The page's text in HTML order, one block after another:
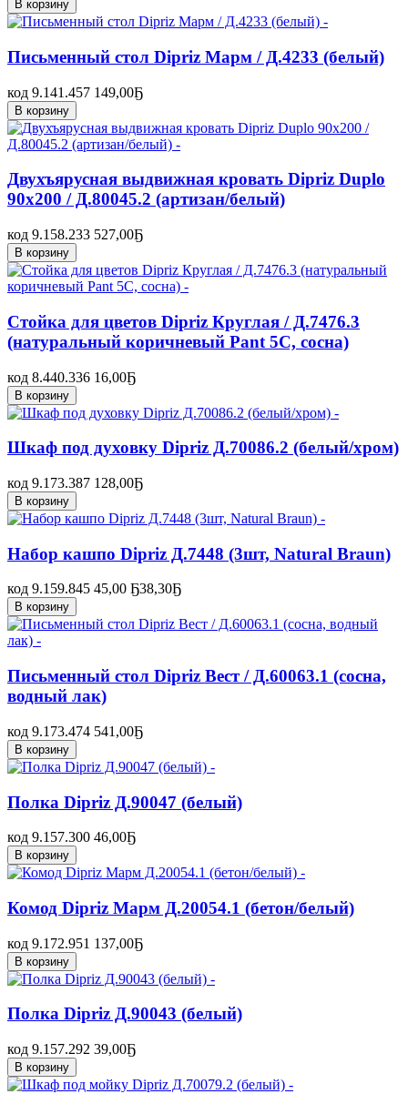
В корзину
Письменный стол Dipriz Марм / Д.4233 (белый)
код 9.141.457 149,00Ҕ
В корзину
Двухъярусная выдвижная кровать Dipriz Duplo
90x200 / Д.80045.2 (артизан/белый)
код 9.158.233 527,00Ҕ
В корзину
Стойка для цветов Dipriz Круглая / Д.7476.3
(натуральный коричневый Pant 5C, сосна)
код 8.440.336 16,00Ҕ
В корзину
Шкаф под духовку Dipriz Д.70086.2 (белый/хром)
код 9.173.387 128,00Ҕ
В корзину
Набор кашпо Dipriz Д.7448 (3шт, Natural Braun)
код 9.159.845 45,00 Ҕ38,30Ҕ
В корзину
Письменный стол Dipriz Вест / Д.60063.1 (сосна,
водный лак)
код 9.173.474 541,00Ҕ
В корзину
Полка Dipriz Д.90047 (белый)
код 9.157.300 46,00Ҕ
В корзину
Комод Dipriz Марм Д.20054.1 (бетон/белый)
код 9.172.951 137,00Ҕ
В корзину
Полка Dipriz Д.90043 (белый)
код 9.157.292 39,00Ҕ
В корзину